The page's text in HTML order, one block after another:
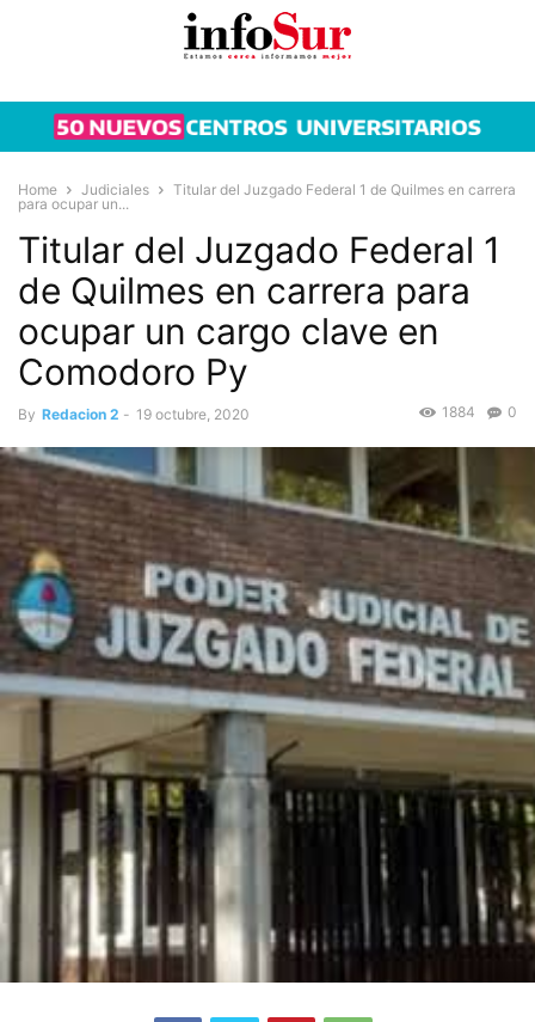
Home Judiciales
Titular del Juzgado Federal 1 de Quilmes en carrera
para ocupar un...
Titular del Juzgado Federal 1
de Quilmes en carrera para
ocupar un cargo clave en
Comodoro Py
By Redacion 2 - 19 octubre, 2020 0
1884